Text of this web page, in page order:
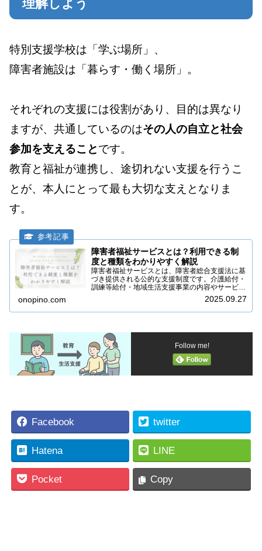
理解しよう
特別支援学校は「学ぶ場所」、
障害者施設は「暮らす・働く場所」。
それぞれの支援には役割があり、目的は異なり
ますが、共通しているのはその人の自立と社会
参加を支えることです。
教育と福祉が連携し、途切れない支援を行うこ
とが、本人にとって最も大切な支えとなりま
す。
障害者福祉サービスとは？利用できる制
度と種類をわかりやすく解説
障害者福祉サービスとは、障害者総合支援法に基
づき提供される公的な支援制度です。介護給付・
訓練等給付・地域生活支援事業の内容やサービス
の種類、利用方法までをわかりやすく解説しま
onopino.com 2025.09.27
Follow me!
Facebook twitter
Hatena LINE
Pocket Copy